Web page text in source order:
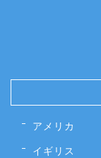
アメリカ
イギリス